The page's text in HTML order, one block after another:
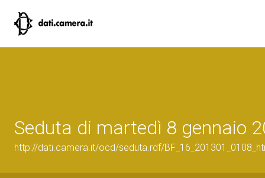
Seduta di martedì 8 gennaio
http://dati.camera.it/ocd/seduta.rdf/